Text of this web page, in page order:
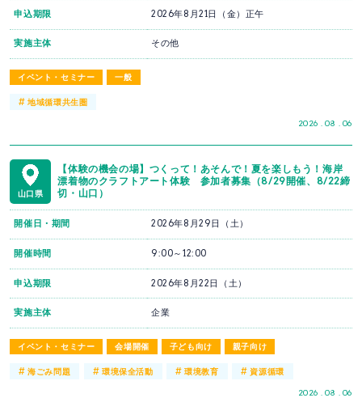
イベント・セミナー 一般
2026 . 08 . 06
申込期限 2026年8月21日（金）正午
実施主体 その他
#地域循環共生圏
山口県
【体験の機会の場】つくって！あそんで！夏を楽しもう！海岸
漂着物のクラフトアート体験 参加者募集（8/29開催、8/22締
切・山口）
イベント・セミナー 会場開催 子ども向け 親子向け
2026 . 08 . 06
開催日・期間 2026年8月29日（土）
開催時間 9:00～12:00
申込期限 2026年8月22日（土）
実施主体 企業
#海ごみ問題 # 環境保全活動 #環境教育 #資源循環